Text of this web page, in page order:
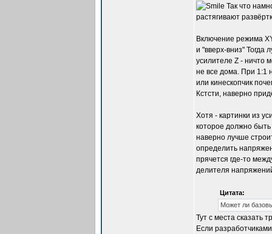
Так что
растягивают
Включение режима
и "вверх-вниз" Тогда
усилителе Z - ничто
не все дома. При 1:1
или кинескопчик
Кстсти, наверно
Хотя - картинки из
которое должно
наверно лучше
определить
прячется где-то
делителя
Цитата:
Может ли
Тут с места сказать
Если